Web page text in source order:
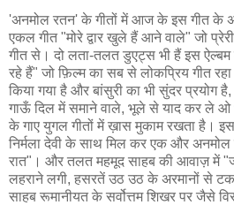
'अनमोल रतन' के गीतों में आज के इस गीत के
एकल गीत "मोरे द्वार खुले हैं आने वाले" जो
गीत से। दो लता-तलत डुएट्स भी हैं इस
रहे हैं" जो फ़िल्म का सब से लोकप्रिय गीत रहा
किया गया है और बांसुरी का भी सुंदर प्रयोग
गाऊँ दिल में समाने वाले, भूले से याद कर ले
के गाए युगल गीतों में ख़ास मुकाम रखता है।
निर्मला देवी के साथ मिल कर एक और
रात"। और तलत महमूद साहब की आवाज़
लहराने लगी, हसरतें उठ उठ के अरमानों से
साहब रूमानीयत के सर्वोत्तम शिखर पर जैसे